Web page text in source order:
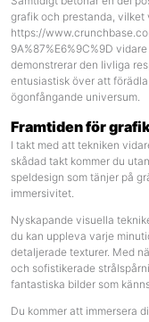
grafik och prestanda, vilket
https://
9A%87%E6%9C%9D vidare
demonstrerar den livliga
entusiastisk över att
ögonfångande universum.
Framtiden för
I takt med att tekniken
skådad takt kommer du
speldesign som tänjer på
immersivitet.
Nyskapande visuella
du kan uppleva varje
detaljerade texturer. Med
och sofistikerade
fantastiska bilder som
Du kommer att immersera